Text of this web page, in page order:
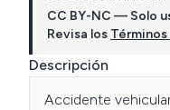
CC BY-NC — Solo
Revisa los Términos
Descripción
Accidente